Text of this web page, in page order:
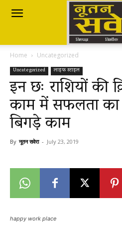
Nutan
Savera
नूतन
सवेरा
Breaking
Home Uncategorized
Uncategorized लाइफ स्टाइल
इन छः राशियों
काम में सफलता
बिगड़े काम
By नूतन सवेरा - July 23, 2019
happy work place